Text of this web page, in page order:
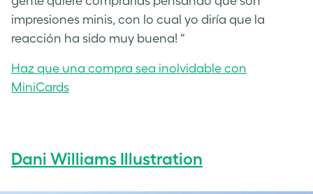
impresiones minis, con lo cual yo diría que la
reacción ha sido muy buena! “
Haz que una compra sea inolvidable con
MiniCards
Dani Williams Illustration